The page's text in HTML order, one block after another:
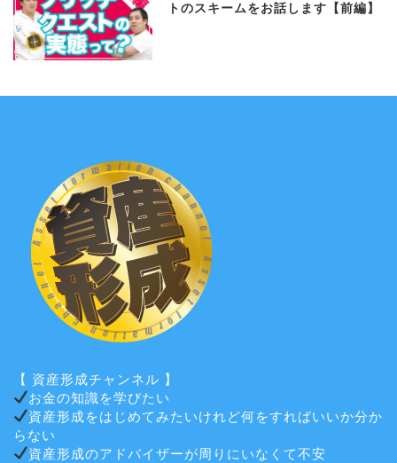
トのスキームをお話します【前編】
【 資産形成チャンネル 】
お金の知識を学びたい
資産形成をはじめてみたいけれど何をすればいいか分か
らない
資産形成のアドバイザーが周りにいなくて不安